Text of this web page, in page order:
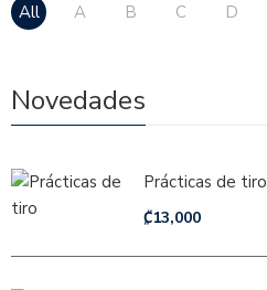
All A B C D
Novedades
Prácticas de tiro
₡13,000